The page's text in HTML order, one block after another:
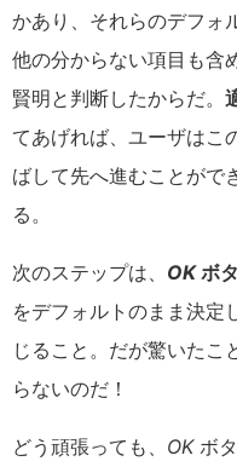
かあり、それらのデフォ
他の分からない項目も含
賢明と判断したからだ。
てあげれば、ユーザはこ
ばして先へ進むことがで
る。
次のステップは、 OKボ
をデフォルトのまま決定
じること。だが驚いたこ
らないのだ！
どう頑張っても、 OKボ